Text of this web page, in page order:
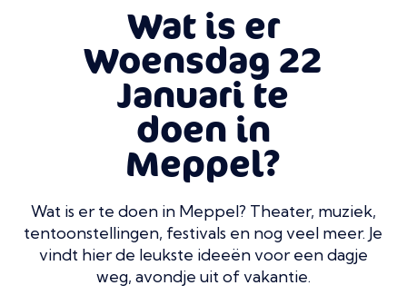
Wat is er
Woensdag 22
Januari te
doen in
Meppel?
Wat is er te doen in Meppel? Theater, muziek,
tentoonstellingen, festivals en nog veel meer. Je
vindt hier de leukste ideeën voor een dagje
weg, avondje uit of vakantie.